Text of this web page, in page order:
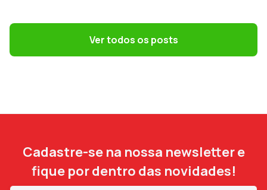
Terceirização: 7 riscos trabalhistas que o
DP precisa evitarVer todos os posts
Cadastre-se na nossa newsletter e
fique por dentro das novidades!